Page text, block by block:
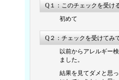
Q１：このチェックを受け
初めて
Q２：チェックを受けてみ
以前からアレルギー
ました。
結果を見てダメと思